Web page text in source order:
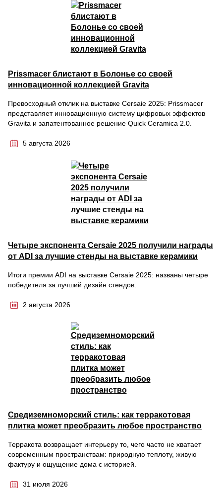
Prissmacer блистают в Болонье со своей
инновационной коллекцией Gravita
Превосходный отклик на выставке Cersaie 2025: Prissmacer
представляет инновационную систему цифровых эффектов
Gravita и запатентованное решение Quick Ceramica 2.0.
5 августа 2026
Четыре экспонента Cersaie 2025 получили награды
от ADI за лучшие стенды на выставке керамики
Итоги премии ADI на выставке Cersaie 2025: названы четыре
победителя за лучший дизайн стендов.
2 августа 2026
Средиземноморский стиль: как терракотовая
плитка может преобразить любое пространство
Терракота возвращает интерьеру то, чего часто не хватает
современным пространствам: природную теплоту, живую
фактуру и ощущение дома с историей.
31 июля 2026